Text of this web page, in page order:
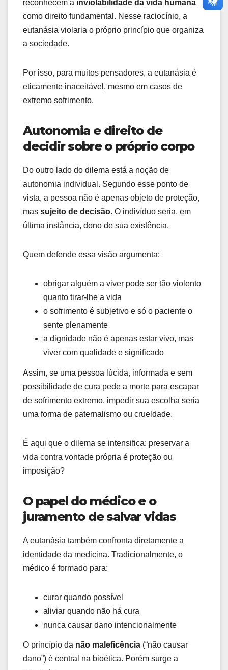
reconhecem a inviolabilidade da vida humana
como direito fundamental. Nesse raciocínio, a
eutanásia violaria o próprio princípio que organiza
a sociedade.
Por isso, para muitos pensadores, a eutanásia é
eticamente inaceitável, mesmo em casos de
extremo sofrimento.
Autonomia e direito de
decidir sobre o próprio corpo
Do outro lado do dilema está a noção de
autonomia individual. Segundo esse ponto de
vista, a pessoa não é apenas objeto de proteção,
mas sujeito de decisão. O indivíduo seria, em
última instância, dono de sua existência.
Quem defende essa visão argumenta:
obrigar alguém a viver pode ser tão violento
quanto tirar-lhe a vida
o sofrimento é subjetivo e só o paciente o
sente plenamente
a dignidade não é apenas estar vivo, mas
viver com qualidade e significado
Assim, se uma pessoa lúcida, informada e sem
possibilidade de cura pede a morte para escapar
de sofrimento extremo, impedir sua escolha seria
uma forma de paternalismo ou crueldade.
É aqui que o dilema se intensifica: preservar a
vida contra vontade própria é proteção ou
imposição?
O papel do médico e o
juramento de salvar vidas
A eutanásia também confronta diretamente a
identidade da medicina. Tradicionalmente, o
médico é formado para:
curar quando possível
aliviar quando não há cura
nunca causar dano intencionalmente
O princípio da não maleficência (“não causar
dano”) é central na bioética. Porém surge a